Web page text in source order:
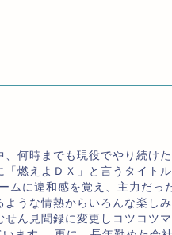
何時までも現役でやり続け
燃えよＤＸ」と言うタイトル
ムに違和感を覚え、主力だっ
うな情熱からいろんな楽しみ
ん見聞録に変更しコツコツ